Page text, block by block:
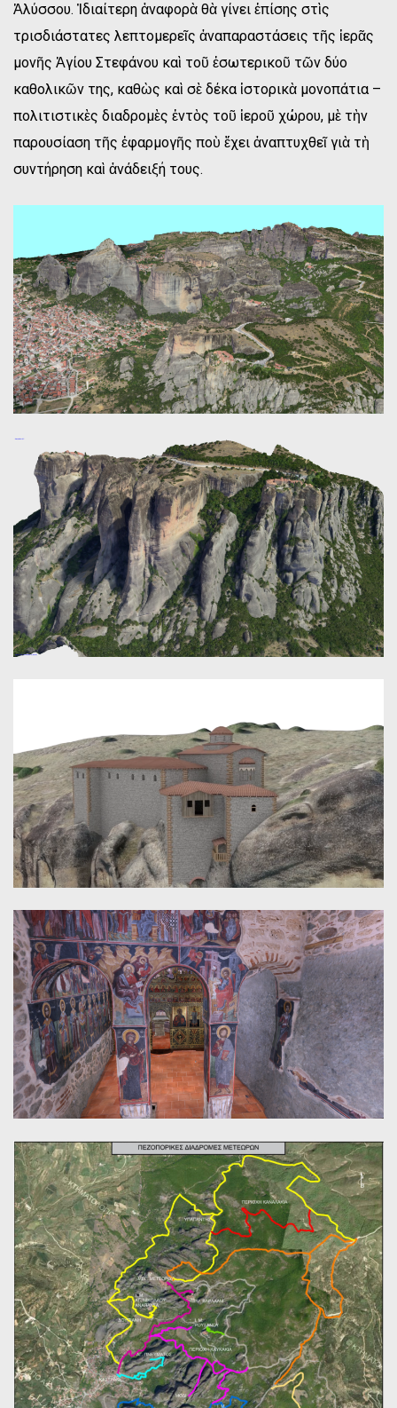
Ἀλύσσου. Ἰδιαίτερη ἀναφορὰ θὰ γίνει ἐπίσης στὶς
τρισδιάστατες λεπτομερεῖς ἀναπαραστάσεις τῆς ἱερᾶς
μονῆς Ἁγίου Στεφάνου καὶ τοῦ ἐσωτερικοῦ τῶν δύο
καθολικῶν της, καθὼς καὶ σὲ δέκα ἱστορικὰ μονοπάτια –
πολιτιστικὲς διαδρομὲς ἐντὸς τοῦ ἱεροῦ χώρου, μὲ τὴν
παρουσίαση τῆς ἐφαρμογῆς ποὺ ἔχει ἀναπτυχθεῖ γιὰ τὴ
συντήρηση καὶ ἀνάδειξή τους.